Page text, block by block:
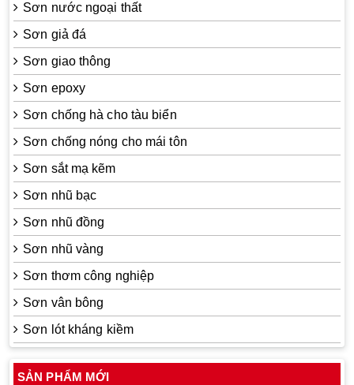
Sơn nước ngoại thất
Sơn giả đá
Sơn giao thông
Sơn epoxy
Sơn chống hà cho tàu biển
Sơn chống nóng cho mái tôn
Sơn sắt mạ kẽm
Sơn nhũ bạc
Sơn nhũ đồng
Sơn nhũ vàng
Sơn thơm công nghiệp
Sơn vân bông
Sơn lót kháng kiềm
SẢN PHẨM MỚI